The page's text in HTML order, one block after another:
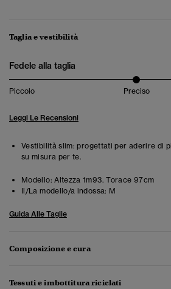
Taglia e vestibilità
Fedele alla taglia
Piccolo Preciso
Leggi Le Recensioni
Vestibilità slim: progettati per aderire di
su misura per te.
Modello: Altezza 1m93. Torace 97cm
Il/La modello/a indossa: M
Guida Alle Taglie
Composizione e cura
Tessuti e imbottitura riciclati